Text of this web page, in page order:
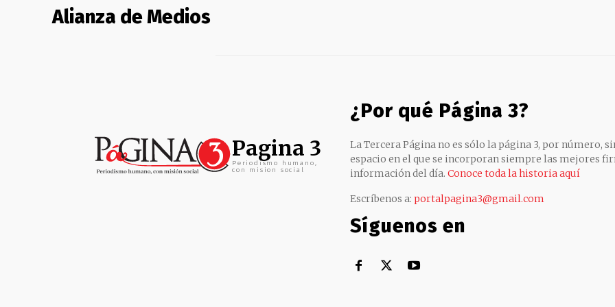
Alianza de Medios
Pagina 3
Periodismo humano,
con mision social
¿Por qué Página 3?
La Tercera Página no es sólo la página 3, por número,
espacio en el que se incorporan siempre las mejores
información del día. Conoce toda la historia aquí
Escríbenos a: portalpagina3@gmail.com
Síguenos en